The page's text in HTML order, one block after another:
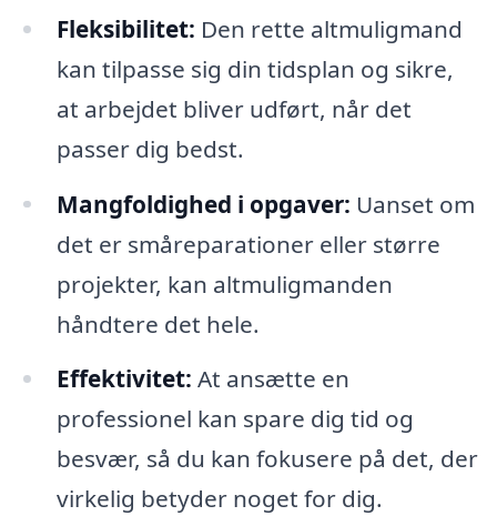
Fleksibilitet: Den rette altmuligmand
kan tilpasse sig din tidsplan og sikre,
at arbejdet bliver udført, når det
passer dig bedst.
Mangfoldighed i opgaver: Uanset om
det er småreparationer eller større
projekter, kan altmuligmanden
håndtere det hele.
Effektivitet: At ansætte en
professionel kan spare dig tid og
besvær, så du kan fokusere på det, der
virkelig betyder noget for dig.